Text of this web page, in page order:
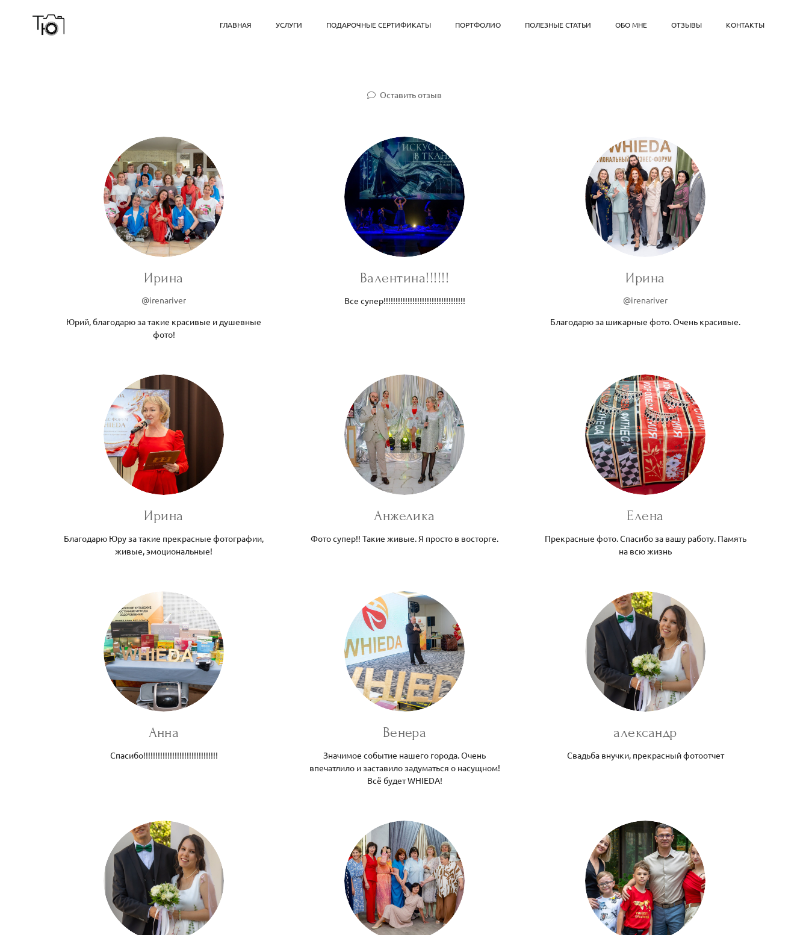
ГЛАВНАЯ УСЛУГИ ПОДАРОЧНЫЕ СЕРТИФИКАТЫ ПОРТФОЛИО ПОЛЕЗНЫЕ СТАТЬИ ОБО МНЕ ОТЗЫВЫ КОНТАКТЫ
Оставить отзыв
Ирина
@irenariver
Юрий, благодарю за такие красивые и душевные
фото!
Валентина!!!!!!
Все супер!!!!!!!!!!!!!!!!!!!!!!!!!!!!!!!!!!
Ирина
@irenariver
Благодарю за шикарные фото. Очень красивые.
Ирина
Благодарю Юру за такие прекрасные фотографии,
живые, эмоциональные!
Анжелика
Фото супер!! Такие живые. Я просто в восторге.
Елена
Прекрасные фото. Спасибо за вашу работу. Память
на всю жизнь
Анна
Спасибо!!!!!!!!!!!!!!!!!!!!!!!!!!!!!!!
Венера
Значимое событие нашего города. Очень
впечатлило и заставило задуматься о насущном!
Всё будет WHIEDA!
александр
Свадьба внучки, прекрасный фотоотчет